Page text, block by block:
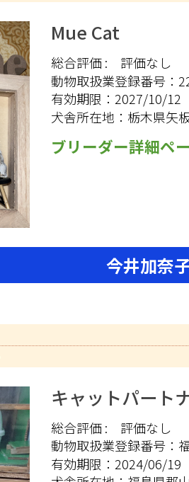
Mue Cat
総合評価 :
評価なし
動物取扱業登録番号：
有効期限： 2027/10/12
犬舎所在地： 栃木県矢
ブリーダー詳細ペ
今井加奈
キャットパート
総合評価 :
評価なし
動物取扱業登録番号：
有効期限： 2024/06/19